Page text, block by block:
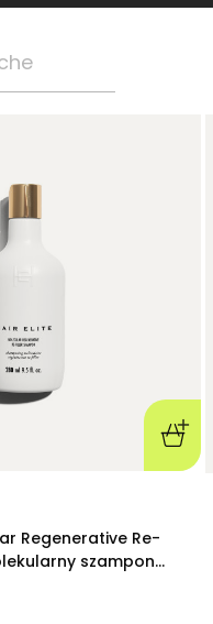
Regenerative Re-
szampon